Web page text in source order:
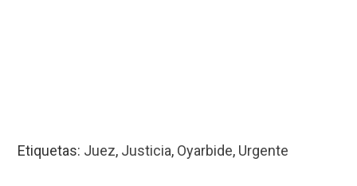
Etiquetas: Juez, Justicia, Oyarbide, Urgente